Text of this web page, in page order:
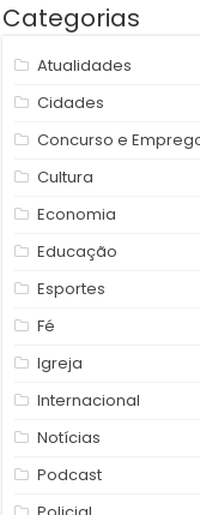
Categorias
Atualidades
Cidades
Concurso e
Cultura
Economia
Educação
Esportes
Fé
Igreja
Internacional
Notícias
Podcast